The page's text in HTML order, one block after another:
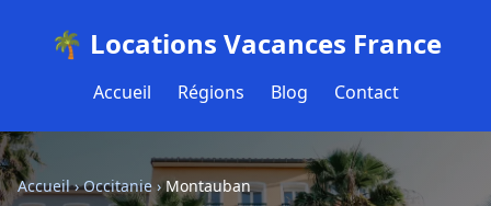
🌴 Locations Vacances France
Accueil Régions Blog Contact
Accueil›Occitanie›Montauban